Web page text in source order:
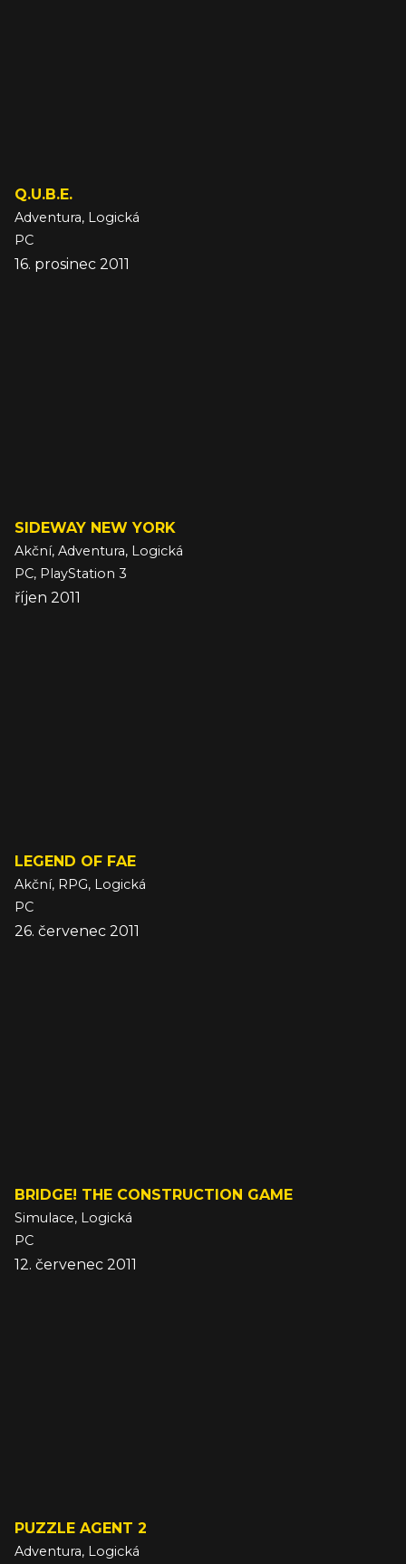
Q.U.B.E.
Adventura, Logická
PC
16. prosinec 2011
SIDEWAY NEW YORK
Akční, Adventura, Logická
PC, PlayStation 3
říjen 2011
LEGEND OF FAE
Akční, RPG, Logická
PC
26. červenec 2011
BRIDGE! THE CONSTRUCTION GAME
Simulace, Logická
PC
12. červenec 2011
PUZZLE AGENT 2
Adventura, Logická